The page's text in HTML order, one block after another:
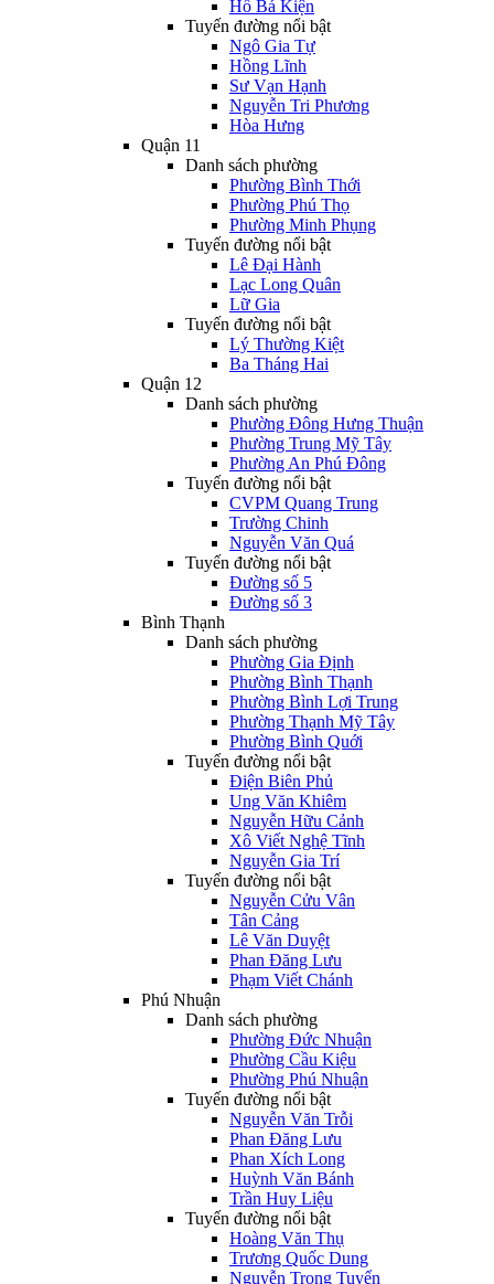
Hồ Bá Kiện
Tuyến đường nổi bật
Ngô Gia Tự
Hồng Lĩnh
Sư Vạn Hạnh
Nguyễn Tri Phương
Hòa Hưng
Quận 11
Danh sách phường
Phường Bình Thới
Phường Phú Thọ
Phường Minh Phụng
Tuyến đường nổi bật
Lê Đại Hành
Lạc Long Quân
Lữ Gia
Tuyến đường nổi bật
Lý Thường Kiệt
Ba Tháng Hai
Quận 12
Danh sách phường
Phường Đông Hưng Thuận
Phường Trung Mỹ Tây
Phường An Phú Đông
Tuyến đường nổi bật
CVPM Quang Trung
Trường Chinh
Nguyễn Văn Quá
Tuyến đường nổi bật
Đường số 5
Đường số 3
Bình Thạnh
Danh sách phường
Phường Gia Định
Phường Bình Thạnh
Phường Bình Lợi Trung
Phường Thạnh Mỹ Tây
Phường Bình Quới
Tuyến đường nổi bật
Điện Biên Phủ
Ung Văn Khiêm
Nguyễn Hữu Cảnh
Xô Viết Nghệ Tĩnh
Nguyễn Gia Trí
Tuyến đường nổi bật
Nguyễn Cửu Vân
Tân Cảng
Lê Văn Duyệt
Phan Đăng Lưu
Phạm Viết Chánh
Phú Nhuận
Danh sách phường
Phường Đức Nhuận
Phường Cầu Kiệu
Phường Phú Nhuận
Tuyến đường nổi bật
Nguyễn Văn Trỗi
Phan Đăng Lưu
Phan Xích Long
Huỳnh Văn Bánh
Trần Huy Liệu
Tuyến đường nổi bật
Hoàng Văn Thụ
Trương Quốc Dung
Nguyễn Trọng Tuyển